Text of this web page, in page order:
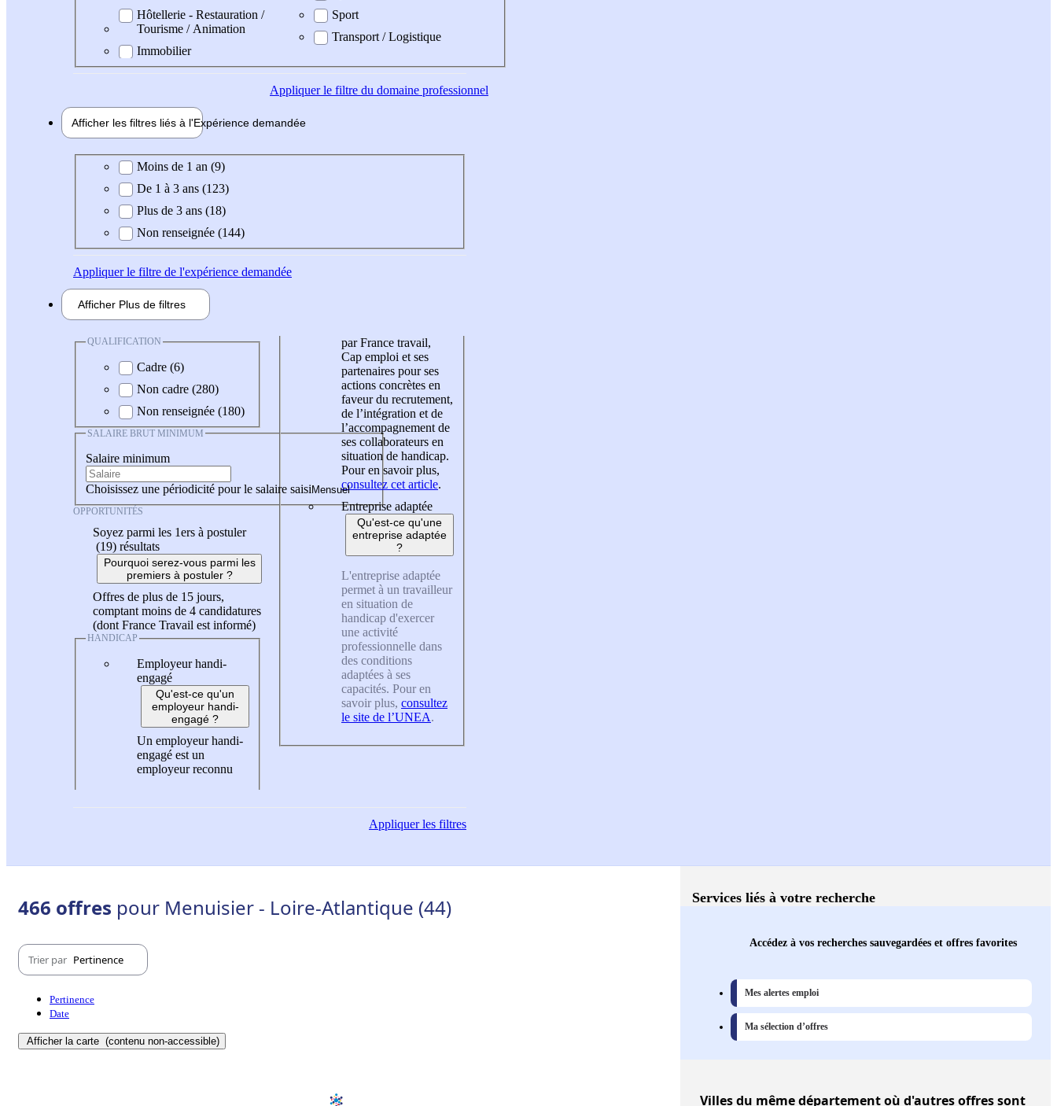
Hôtellerie - Restauration /
Tourisme / Animation
Immobilier
Sport
Transport / Logistique
Appliquerle filtre du domaine professionnel
Afficher les filtres liés à l'Expérience demandée
Expérience demandée
Moins de 1 an (9)
De 1 à 3 ans (123)
Plus de 3 ans (18)
Non renseignée (144)
Appliquerle filtre de l'expérience demandée
Afficher Plus de filtres
QUALIFICATION
Cadre (6)
Non cadre (280)
Non renseignée (180)
SALAIRE BRUT MINIMUM
Salaire minimum
Choisissez une périodicité pour le salaire saisi
OPPORTUNITÉS
Soyez parmi les 1ers à postuler
(19) résultats
Pourquoi serez-vous parmi les
premiers à postuler ?
Offres de plus de 15 jours,
comptant moins de 4 candidatures
(dont France Travail est informé)
HANDICAP
Employeur handi-
engagé
Qu'est-ce qu'un
employeur handi-
engagé ?
Un employeur handi-
engagé est un
employeur reconnu
par France travail,
Cap emploi et ses
partenaires pour ses
actions concrètes en
faveur du recrutement,
de l’intégration et de
l’accompagnement de
ses collaborateurs en
situation de handicap.
Pour en savoir plus,
consultez cet article.
Entreprise adaptée
Qu'est-ce qu'une
entreprise adaptée
?
L'entreprise adaptée
permet à un travailleur
en situation de
handicap d'exercer
une activité
professionnelle dans
des conditions
adaptées à ses
capacités. Pour en
savoir plus, consultez
le site de l’UNEA.
Appliquerles filtres
466 offres pour Menuisier - Loire-Atlantique (44)
Trier par Pertinence
Pertinence
Date
Afficher la carte (contenu non-accessible)
Services liés à votre recherche
Accédez à vos recherches sauvegardées et offres favorites
Mes alertes emploi
Ma sélection d’offres
Villesdu même département où d'autres offres sont